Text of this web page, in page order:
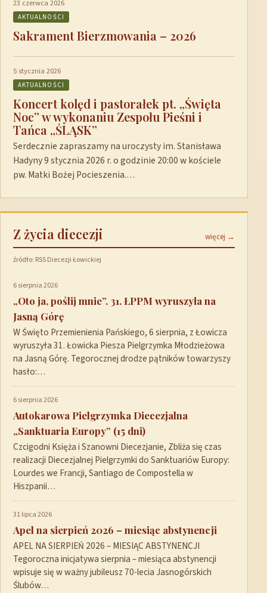
23 czerwca 2026
AKTUALNOŚCI
Sakrament Bierzmowania – 2026
5 stycznia 2026
AKTUALNOŚCI
Koncert kolęd i pastorałek pt. „Święta
Noc” w wykonaniu Zespołu Pieśni i
Tańca „ŚLĄSK”
Serdecznie zapraszamy na uroczysty im. Stanisława
Hadyny 9 stycznia 2026 r. o godzinie 20:00 w kościele
pw. Matki Bożej Pocieszenia.…
Z życia diecezji więcej →
źródło: RSS Diecezji Łowickiej
6 sierpnia 2026
„Oto ja, poślij mnie”. 31. ŁPPM wyruszyła na
Jasną Górę
W Święto Przemienienia Pańskiego, 6 sierpnia, z Łowicza
wyruszyła 31. Łowicka Piesza Pielgrzymka Młodzieżowa
na Jasną Górę. Tegorocznej drodze pątników towarzyszy
hasło:…
6 sierpnia 2026
Autokarowa Pielgrzymka Diecezjalna
„Sanktuaria Europy” (15 dni)
Czcigodni Księża i Szanowni Diecezjanie, Zbliża się czas
realizacji Diecezjalnej Pielgrzymki do Sanktuariów Europy:
Lourdes we Francji, Santiago de Compostella w
Hiszpanii…
31 lipca 2026
Apel na sierpień 2026 – miesiąc abstynencji
APEL NA SIERPIEŃ 2026 – MIESIĄC ABSTYNENCJI
Tegoroczna inicjatywa sierpnia – miesiąca abstynencji
wpisuje się w ważny jubileusz 70-lecia Jasnogórskich
Ślubów…